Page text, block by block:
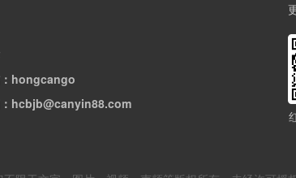
：hongcango
：hcbjb@canyin88.com